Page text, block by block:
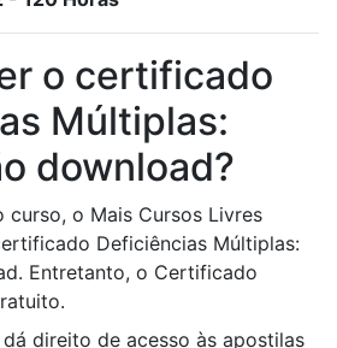
o certificado
Múltiplas:
download?
o Mais Cursos Livres
Deficiências Múltiplas:
Entretanto, o Certificado
direito de acesso às apostilas